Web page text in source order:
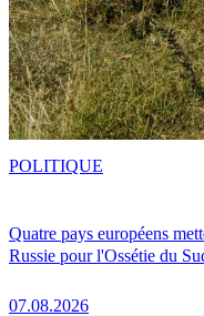
Quatre pays européens
Russie pour l'Ossétie du
07.08.2026
POLITIQUE